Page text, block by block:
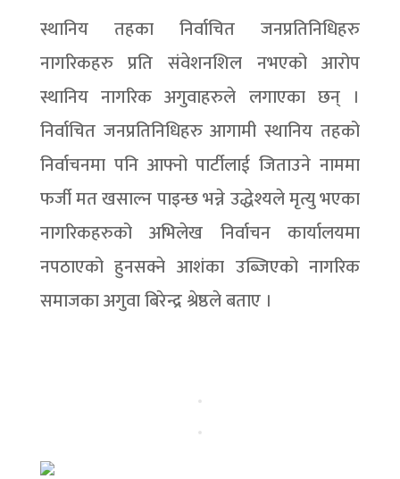
स्थानिय तहका निर्वाचित जनप्रतिनिधिहरु
नागरिकहरु प्रति संवेशनशिल नभएको आरोप
स्थानिय नागरिक अगुवाहरुले लगाएका छन् ।
निर्वाचित जनप्रतिनिधिहरु आगामी स्थानिय तहको
निर्वाचनमा पनि आफ्नो पार्टीलाई जिताउने नाममा
फर्जी मत खसाल्न पाइन्छ भन्ने उद्धेश्यले मृत्यु भएका
नागरिकहरुको अभिलेख निर्वाचन कार्यालयमा
नपठाएको हुनसक्ने आशंका उब्जिएको नागरिक
समाजका अगुवा बिरेन्द्र श्रेष्ठले बताए ।